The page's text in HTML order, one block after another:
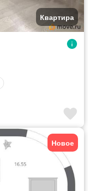
Квартира
Новое